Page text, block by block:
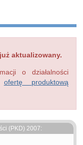
aktualizowany.
o działalności
ofertę produktową
(PKD) 2007: